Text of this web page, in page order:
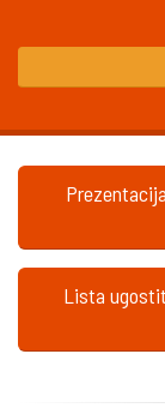
Lista